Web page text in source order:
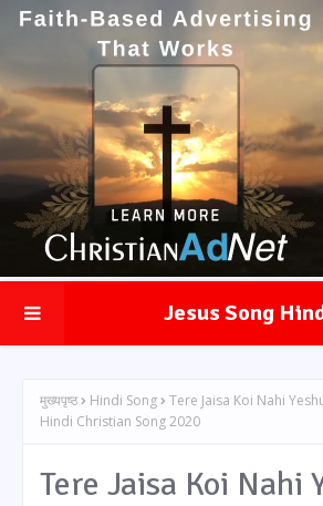
Jesus Song
मुख्यपृष्ठ Hindi Song
Tere Jaisa Koi Nahi
Hindi Christian Song 2020
Tere Jaisa Koi Nahi